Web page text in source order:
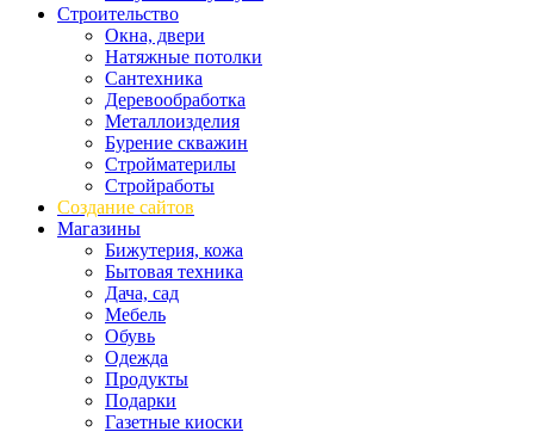
Строительство
Окна, двери
Натяжные потолки
Сантехника
Деревообработка
Металлоизделия
Бурение скважин
Стройматерилы
Стройработы
Создание сайтов
Магазины
Бижутерия, кожа
Бытовая техника
Дача, сад
Мебель
Обувь
Одежда
Продукты
Подарки
Газетные киоски